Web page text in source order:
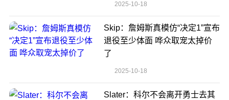
2025-10-18
Skip：詹姆斯真模仿“决定1”宣布
退役至少体面 哗众取宠太掉价
了
2025-10-18
Slater：科尔不会离开勇士去其